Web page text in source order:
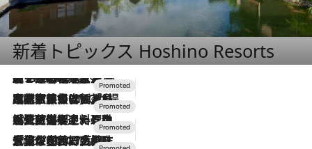
新着トピックス Hoshino Resorts
2026.8.7
【トンボの足水浴】ヒノキの香りに包まれて涼感マックス！約13℃の湧水かけ流しを避暑地「星野温泉 トンボの湯」で体験
2026.7.31
【ホテル帰省】という選択肢をOMOが提案。家族とほどよい距離を保つには「昼は実家、夜は気兼ねなくホテルで！」
2026.7.24
【夏限定ディナーコース】旬を迎える稚鮎や花ズッキーニなどをイタリア・トスカーナの郷土料理の手法で満喫！
2026.7.17
「土佐和ハーブかき氷」がOMO7高知に登場！生姜、山椒、大葉など目にも舌にも涼を呼ぶ郷土の味